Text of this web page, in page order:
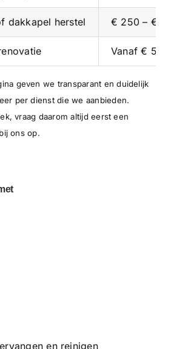
dakkapel herstel € 250 – €
Vanaf €
geven we transparant en duidelijk
per dienst die we aanbieden.
vraag daarom altijd eerst een
ons op.